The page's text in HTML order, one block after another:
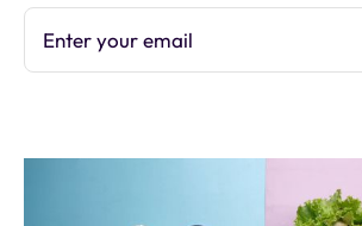
Enter your email